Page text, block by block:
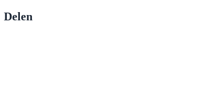
Delen